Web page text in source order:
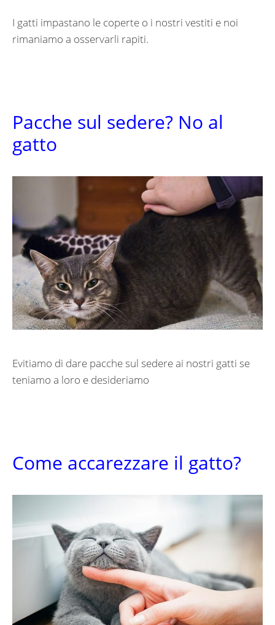
I gatti impastano le coperte o i nostri vestiti e noi
rimaniamo a osservarli rapiti.
Pacche sul sedere? No al
gatto
Evitiamo di dare pacche sul sedere ai nostri gatti se
teniamo a loro e desideriamo
Come accarezzare il gatto?